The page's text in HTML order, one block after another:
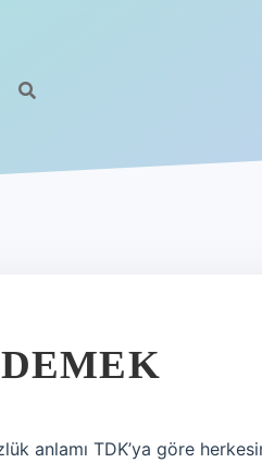
anlamı TDK’ya göre